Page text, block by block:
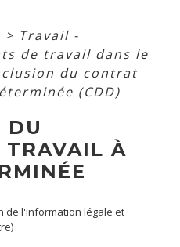
> Travail -
de travail dans le
du contrat
(CDD)
DU
TRAVAIL À
de l'information légale et